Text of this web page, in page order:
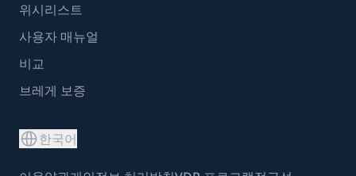
위시리스트
사용자 매뉴얼
비교
브레게 보증
한국어